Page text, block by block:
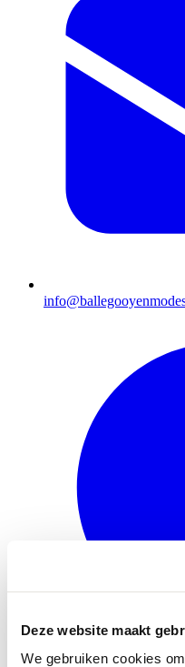
Deze website maakt
We gebruiken cookies